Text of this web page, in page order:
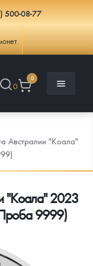
500-08-77
0
0
Австралии "Коала"
"Коала" 2023
9999)